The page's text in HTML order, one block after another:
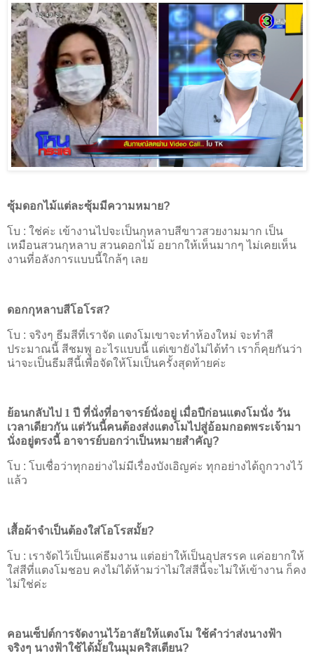
ซุ้มดอกไม้แต่ละซุ้มมีความหมาย?
โบ : ใช่ค่ะ เข้างานไปจะเป็นกุหลาบสีขาวสวยงามมาก เป็น
เหมือนสวนกุหลาบ สวนดอกไม้ อยากให้เห็นมากๆ ไม่เคยเห็น
งานที่อลังการแบบนี้ใกล้ๆ เลย
ดอกกุหลาบสีโอโรส?
โบ : จริงๆ ธีมสีที่เราจัด แตงโมเขาจะทำห้องใหม่ จะทำสี
ประมาณนี้ สีชมพู อะไรแบบนี้ แต่เขายังไม่ได้ทำ เราก็คุยกันว่า
น่าจะเป็นธีมสีนี้เพื่อจัดให้โมเป็นครั้งสุดท้ายค่ะ
ย้อนกลับไป 1 ปี ที่นั่งที่อาจารย์นั่งอยู่ เมื่อปีก่อนแตงโมนั่ง วัน
เวลาเดียวกัน แต่วันนี้คนต้องส่งแตงโมไปสู่อ้อมกอดพระเจ้ามา
นั่งอยู่ตรงนี้ อาจารย์บอกว่าเป็นหมายสำคัญ?
โบ : โบเชื่อว่าทุกอย่างไม่มีเรื่องบังเอิญค่ะ ทุกอย่างได้ถูกวางไว้
แล้ว
เสื้อผ้าจำเป็นต้องใส่โอโรสมั้ย?
โบ : เราจัดไว้เป็นแค่ธีมงาน แต่อย่าให้เป็นอุปสรรค แค่อยากให้
ใส่สีที่แตงโมชอบ คงไม่ได้ห้ามว่าไม่ใส่สีนี้จะไม่ให้เข้างาน ก็คง
ไม่ใช่ค่ะ
คอนเซ็ปต์การจัดงานไว้อาลัยให้แตงโม ใช้คำว่าส่งนางฟ้า
จริงๆ นางฟ้าใช้ได้มั้ยในมุมคริสเตียน?